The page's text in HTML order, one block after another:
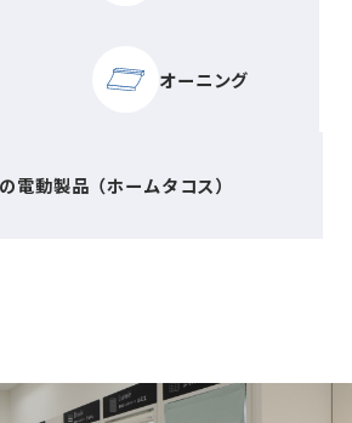
オーニング
電動製品（ホームタコス）